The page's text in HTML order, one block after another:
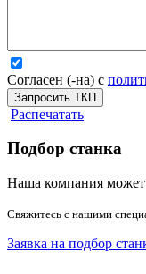
Согласен (-на) с
Запросить ТКП
Распечатать
Подбор станка
Наша компания может
Свяжитесь с нашими
Заявка на подбор